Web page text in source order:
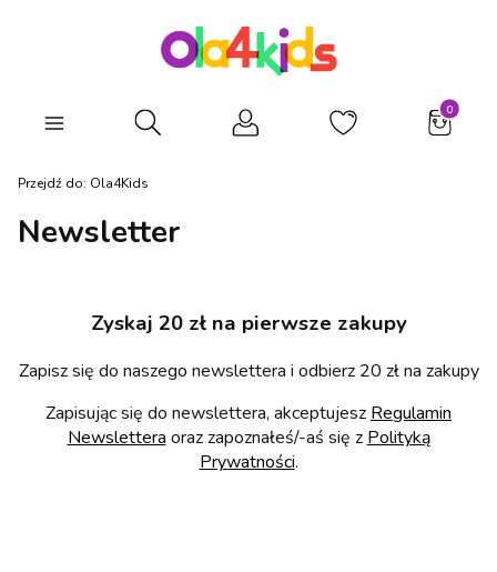
Otwórz wyszukiwarkę
Przejdź do: Ola4Kids
Newsletter
Zyskaj 20 zł na pierwsze zakupy
Zapisz się do naszego newslettera i odbierz 20 zł na zakupy
Zapisując się do newslettera, akceptujesz Regulamin
Newslettera oraz zapoznałeś/-aś się z Polityką
Prywatności.